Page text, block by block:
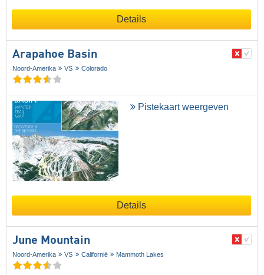
Details
Arapahoe Basin
Noord-Amerika VS Colorado
Pistekaart weergeven
Details
June Mountain
Noord-Amerika VS Californië Mammoth Lakes